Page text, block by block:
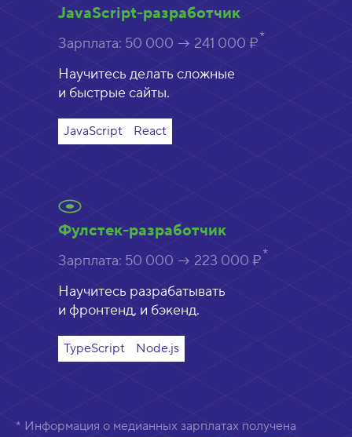
JavaScript-разработчик
Зарплата: 50 000 → 241 000 ₽
Научитесь делать сложные
и быстрые сайты.
JavaScript React
Фулстек-разработчик
Зарплата: 50 000 → 223 000 ₽
Научитесь разрабатывать
и фронтенд, и бэкенд.
TypeScript Node.js
* Информация о медианных зарплатах получена